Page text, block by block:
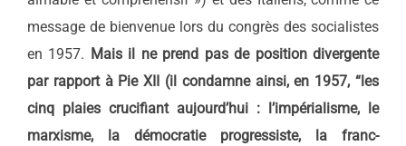
message de bienvenue lors du congrès des socialistes
en 1957. Mais il ne prend pas de position divergente
par rapport à Pie XII (il condamne ainsi, en 1957, “les
cinq plaies crucifiant aujourd’hui : l’impérialisme, le
marxisme, la démocratie progressiste, la franc-